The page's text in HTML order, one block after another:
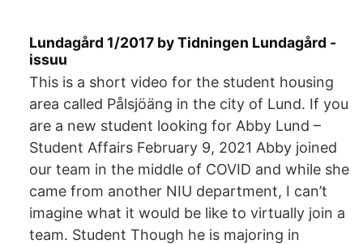
Lundagård 1/2017 by Tidningen Lundagård -
issuu
This is a short video for the student housing
area called Pålsjöäng in the city of Lund. If you
are a new student looking for Abby Lund –
Student Affairs February 9, 2021 Abby joined
our team in the middle of COVID and while she
came from another NIU department, I can’t
imagine what it would be like to virtually join a
team. Student Though he is majoring in